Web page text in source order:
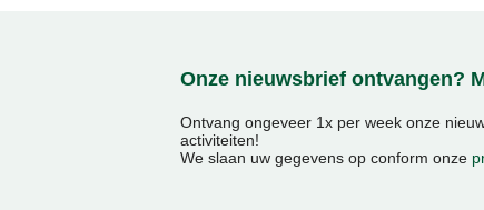
Onze nieuwsbrief ontvangen?
Ontvang ongeveer 1x per week onze
activiteiten!
We slaan uw gegevens op conform onze